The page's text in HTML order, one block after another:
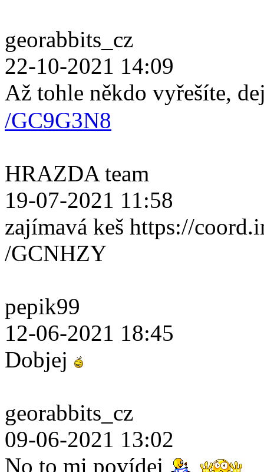
georabbits_cz
22-10-2021 14:09
Až tohle někdo vyřešíte,
/GC9G3N8
HRAZDA team
19-07-2021 11:58
zajímavá keš https://
/GCNHZY
pepik99
12-06-2021 18:45
Dobjej
georabbits_cz
09-06-2021 13:02
No to mi povídej